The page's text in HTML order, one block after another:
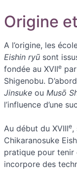
Origine
A l’origine, les
Eishin ryū sont
fondée au XVIIe
Shigenobu.
Jinsuke ou Musō
l’influence d’une
Au début du XVIIIe,
Chikaranosuke
pratique pour tenir
incorpore des